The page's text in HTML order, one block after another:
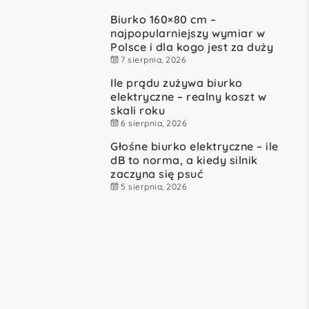
Biurko 160×80 cm –
najpopularniejszy wymiar w
Polsce i dla kogo jest za duży
7 sierpnia, 2026
Ile prądu zużywa biurko
elektryczne – realny koszt w
skali roku
6 sierpnia, 2026
Głośne biurko elektryczne – ile
dB to norma, a kiedy silnik
zaczyna się psuć
5 sierpnia, 2026